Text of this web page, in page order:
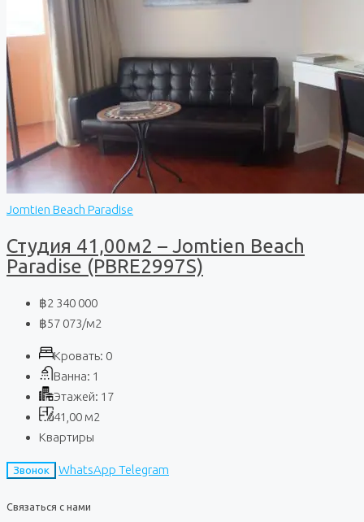
Jomtien Beach Paradise
Студия 41,00м2 – Jomtien Beach
Paradise (PBRE2997S)
฿2 340 000
฿57 073/м2
Кровать: 0
Ванна: 1
Этажей: 17
41,00 м2
Квартиры
Звонок WhatsApp Telegram
Связаться с нами